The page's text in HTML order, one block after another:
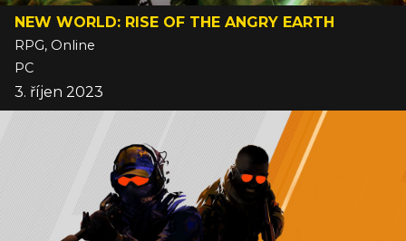
NEW WORLD: RISE OF THE ANGRY EARTH
RPG, Online
PC
3. říjen 2023